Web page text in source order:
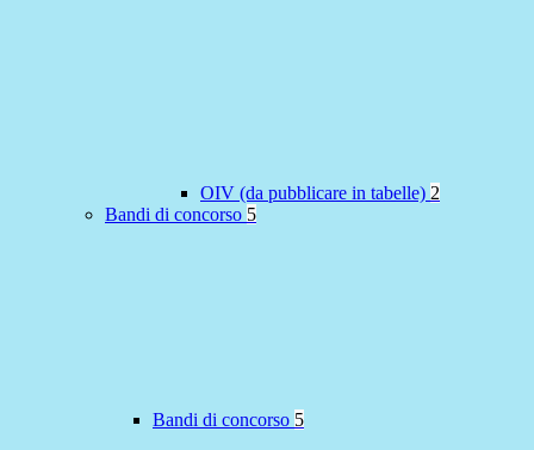
OIV (da pubblicare in tabelle) 2
Bandi di concorso 5
Bandi di concorso 5